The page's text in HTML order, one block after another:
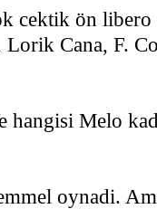
cektik ön
Cana, F.
hangisi Melo
oynadi.